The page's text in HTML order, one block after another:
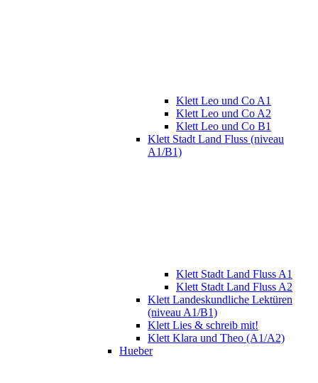
Klett Leo und Co A1
Klett Leo und Co A2
Klett Leo und Co B1
Klett Stadt Land Fluss (niveau
A1/B1)
Klett Stadt Land Fluss A1
Klett Stadt Land Fluss A2
Klett Landeskundliche Lektüren
(niveau A1/B1)
Klett Lies & schreib mit!
Klett Klara und Theo (A1/A2)
Hueber